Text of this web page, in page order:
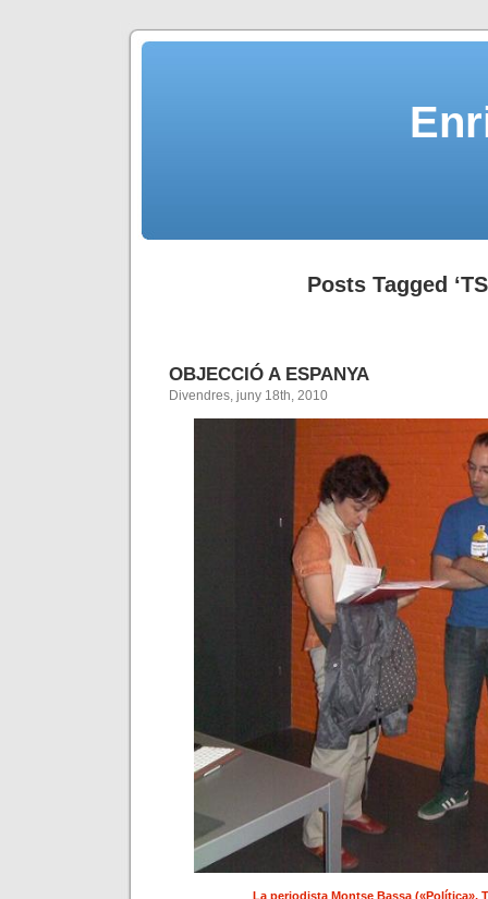
Posts Tagged
OBJECCIÓ A ESPANYA
Divendres, juny 18th, 2010
La periodista Montse Bassa («Política»,